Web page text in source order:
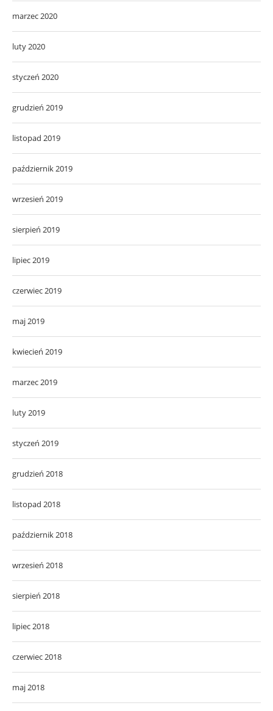
marzec 2020
luty 2020
styczeń 2020
grudzień 2019
listopad 2019
październik 2019
wrzesień 2019
sierpień 2019
lipiec 2019
czerwiec 2019
maj 2019
kwiecień 2019
marzec 2019
luty 2019
styczeń 2019
grudzień 2018
listopad 2018
październik 2018
wrzesień 2018
sierpień 2018
lipiec 2018
czerwiec 2018
maj 2018